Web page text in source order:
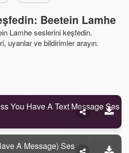
Beetein Lamhe
Lamhe seslerini keşfedin.
uyarılar ve bildirimler arayın.
You Have A Text Message Ses
A Message) Ses